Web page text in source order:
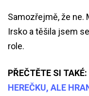
Samozřejmě, že ne.
Irsko a těšila jsem
role.
PŘEČTĚTE SI TAKÉ:
HEREČKU, ALE